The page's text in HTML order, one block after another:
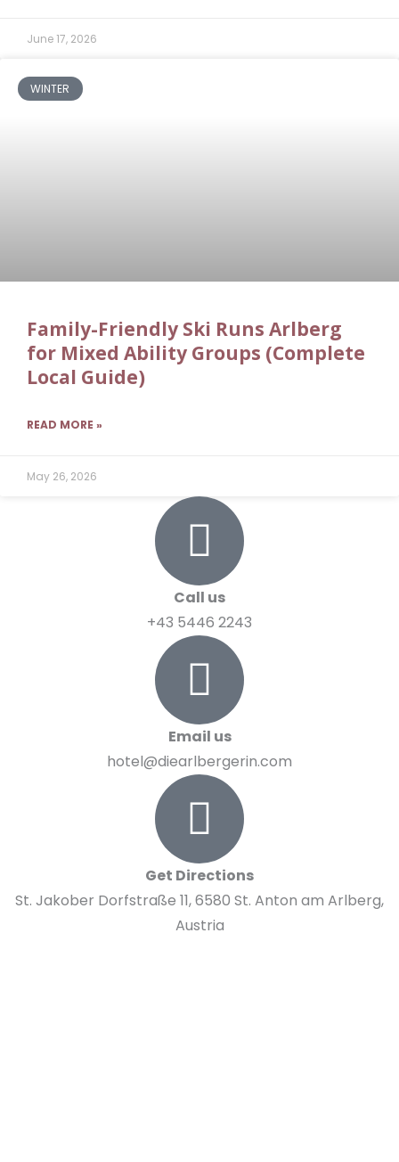
June 17, 2026
WINTER
Family-Friendly Ski Runs Arlberg
for Mixed Ability Groups (Complete
Local Guide)
READ MORE »
May 26, 2026
Call us
+43 5446 2243
Email us
hotel@diearlbergerin.com
Get Directions
St. Jakober Dorfstraße 11, 6580 St. Anton am Arlberg,
Austria